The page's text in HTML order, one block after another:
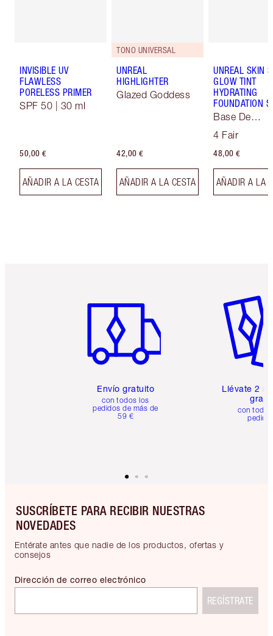
INVISIBLE UV
FLAWLESS
PORELESS PRIMER
SPF 50 | 30 ml
50,00 €
AÑADIR A LA CESTA
TONO UNIVERSAL
UNREAL
HIGHLIGHTER
Glazed Goddess
42,00 €
AÑADIR A LA CESTA
UNREAL SKIN
GLOW TINT
HYDRATING
FOUNDATION
Base De
Focus
4 Fair
48,00 €
AÑADIR A LA
Envío gratuito
con todos los
pedidos de más de
59 €
Llévate 2
gratis
con
SUSCRÍBETE PARA RECIBIR NUESTRAS
NOVEDADES
Entérate antes que nadie de los productos, ofertas y
consejos
Dirección de correo electrónico
REGÍSTRATE